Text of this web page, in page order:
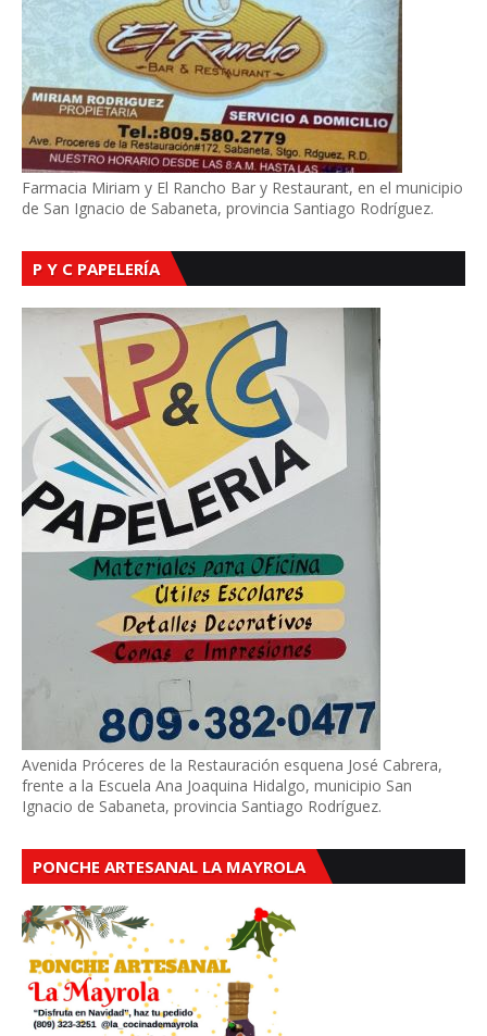
Farmacia Miriam y El Rancho Bar y Restaurant, en el municipio
de San Ignacio de Sabaneta, provincia Santiago Rodríguez.
P Y C PAPELERÍA
Avenida Próceres de la Restauración esquena José Cabrera,
frente a la Escuela Ana Joaquina Hidalgo, municipio San
Ignacio de Sabaneta, provincia Santiago Rodríguez.
PONCHE ARTESANAL LA MAYROLA